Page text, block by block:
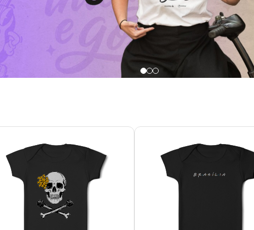
R$ 69,61
3x de R$ 23,20sem juros
R$ 69,61
3x de R$ 23,20sem juros